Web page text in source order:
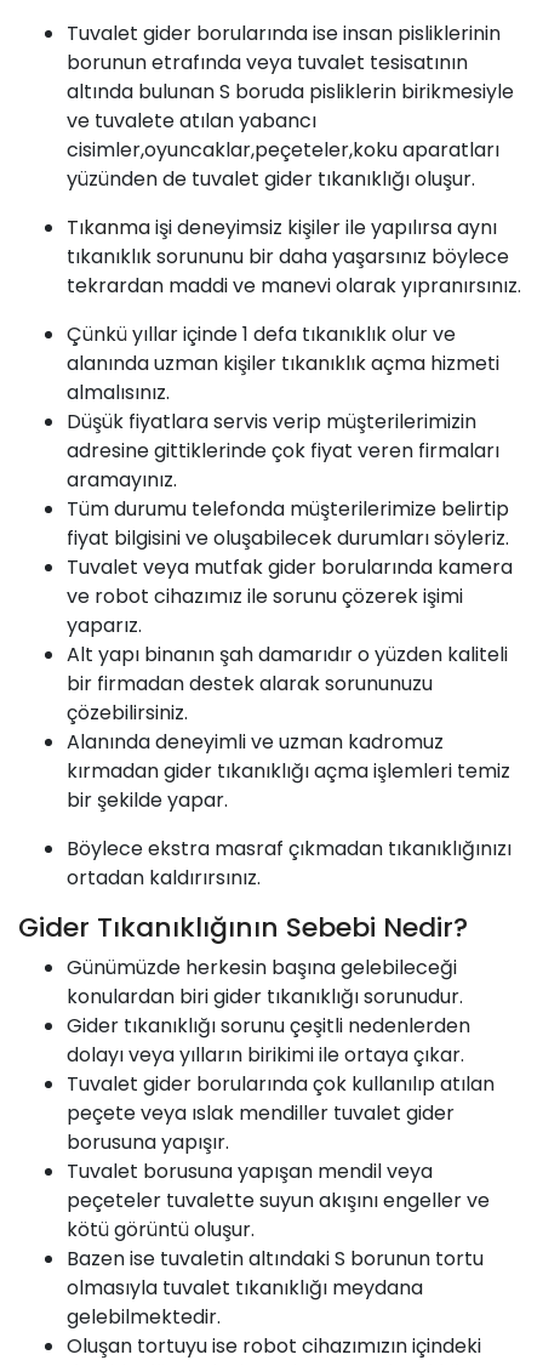
Tuvalet gider borularında ise insan pisliklerinin
borunun etrafında veya tuvalet tesisatının
altında bulunan S boruda pisliklerin birikmesiyle
ve tuvalete atılan yabancı
cisimler,oyuncaklar,peçeteler,koku aparatları
yüzünden de tuvalet gider tıkanıklığı oluşur.
Tıkanmaişi deneyimsiz kişiler ile yapılırsa aynı
tıkanıklık sorununu bir daha yaşarsınız böylece
tekrardan maddi ve manevi olarak yıpranırsınız.
Çünkü yıllar içinde 1 defa tıkanıklık olur ve
alanında uzman kişiler tıkanıklık açma hizmeti
almalısınız.
Düşük fiyatlara servis verip müşterilerimizin
adresine gittiklerinde çok fiyat veren firmaları
aramayınız.
Tüm durumu telefonda müşterilerimize belirtip
fiyat bilgisini ve oluşabilecek durumları söyleriz.
Tuvalet veya mutfak gider borularında kamera
ve robot cihazımız ile sorunu çözerek işimi
yaparız.
Alt yapı binanın şah damarıdır o yüzden kaliteli
bir firmadan destek alarak sorununuzu
çözebilirsiniz.
Alanında deneyimli ve uzman kadromuz
kırmadan gider tıkanıklığı açma işlemleri temiz
bir şekilde yapar.
Böylece ekstra masraf çıkmadan tıkanıklığınızı
ortadan kaldırırsınız.
Gider Tıkanıklığının Sebebi Nedir?
Günümüzde herkesin başına gelebileceği
konulardan biri gider tıkanıklığı sorunudur.
Gider tıkanıklığı sorunu çeşitli nedenlerden
dolayı veya yılların birikimi ile ortaya çıkar.
Tuvalet gider borularında çok kullanılıp atılan
peçete veya ıslak mendiller tuvalet gider
borusuna yapışır.
Tuvalet borusuna yapışan mendil veya
peçeteler tuvalette suyun akışını engeller ve
kötü görüntü oluşur.
Bazen ise tuvaletin altındaki S borunun tortu
olmasıyla tuvalet tıkanıklığı meydana
gelebilmektedir.
Oluşan tortuyu ise robot cihazımızın içindeki